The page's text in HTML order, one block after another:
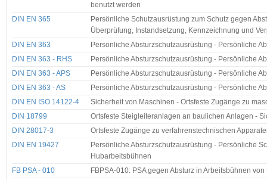
benutzt werden
DIN EN 365
Persönliche Schutzausrüstung zum Schutz gegen
Überprüfung, Instandsetzung, Kennzeichnung und
DIN EN 363
Persönliche Absturzschutzausrüstung - Persönliche
DIN EN 363 - RHS
Persönliche Absturzschutzausrüstung - Persönliche
DIN EN 363 - APS
Persönliche Absturzschutzausrüstung - Persönliche
DIN EN 363 - AS
Persönliche Absturzschutzausrüstung - Persönliche
DIN EN ISO 14122-4
Sicherheit von Maschinen - Ortsfeste Zugänge zu
DIN 18799
Ortsfeste Steigleiteranlagen an baulichen Anlagen -
DIN 28017-3
Ortsfeste Zugänge zu verfahrenstechnischen
DIN EN 19427
Persönliche Absturzschutzausrüstung - Persönliche
Hubarbeitsbühnen
FB PSA - 010
FBPSA-010: PSA gegen Absturz in Arbeitsbühnen